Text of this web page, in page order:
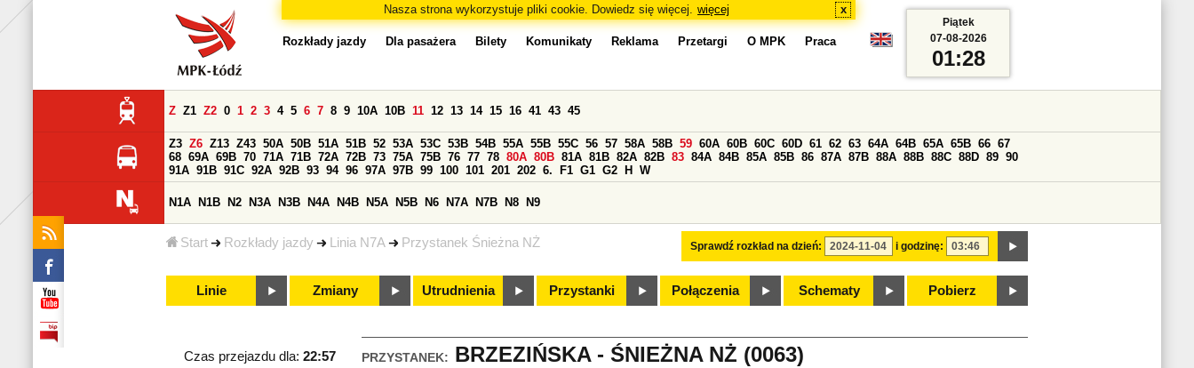
Nasza strona wykorzystuje pliki cookie. Dowiedz się więcej. więcej x
Start Rozkłady jazdy Linia N7A Przystanek Śnieżna NŻ
Rozkłady jazdy Dla pasażera Bilety Komunikaty Reklama Przetargi O MPK Praca
Sprawdź rozkład na dzień: i godzinę:
Z Z1 Z2 0 1 2 3 4 5 6 7 8 9 10A 10B 11 12 13 14 15 16 41 43 45
Z3 Z6 Z13 Z43 50A 50B 51A 51B 52 53A 53C 53B 54B 55A 55B 55C 56 57 58A 58B 59 60A 60B 60C 60D 61 62 63 64A 64B 65A 65B 66 67
68 69A 69B 70 71A 71B 72A 72B 73 75A 75B 76 77 78 80A 80B 81A 81B 82A 82B 83 84A 84B 85A 85B 86 87A 87B 88A 88B 88C 88D 89 90
91A 91B 91C 92A 92B 93 94 96 97A 97B 99 100 101 201 202 6. F1 G1 G2 H W
N1A N1B N2 N3A N3B N4A N4B N5A N5B N6 N7A N7B N8 N9
Linie Zmiany Utrudnienia Przystanki Połączenia Schematy Pobierz
Piątek
07-08-2026
01:28
PRZYSTANEK: BRZEZIŃSKA - ŚNIEŻNA NŻ (0063)
Czas przejazdu dla: 22:57